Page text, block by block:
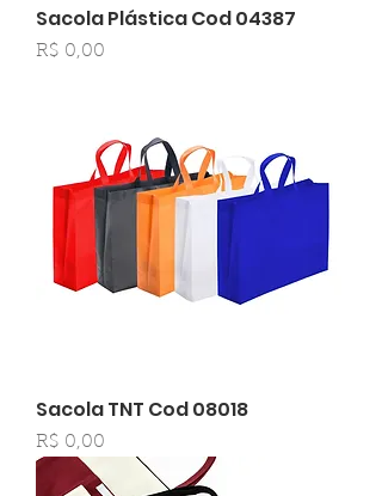
Sacola Plástica Cod 04387
Preço
R$ 0,00
Sacola TNT Cod 08018
Preço
R$ 0,00